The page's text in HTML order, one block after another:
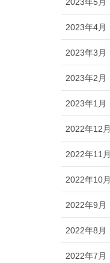
2023年4月
2023年3月
2023年2月
2023年1月
2022年12月
2022年11月
2022年10月
2022年9月
2022年8月
2022年7月